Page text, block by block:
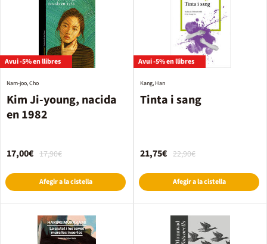
Avui -5% en llibres
Kim Ji-young, nacida
en 1982
Nam-joo, Cho
17,90€
17,00€
Afegir a la cistella
Avui -5% en llibres
Tinta i sang
Kang, Han
22,90€
21,75€
Afegir a la cistella